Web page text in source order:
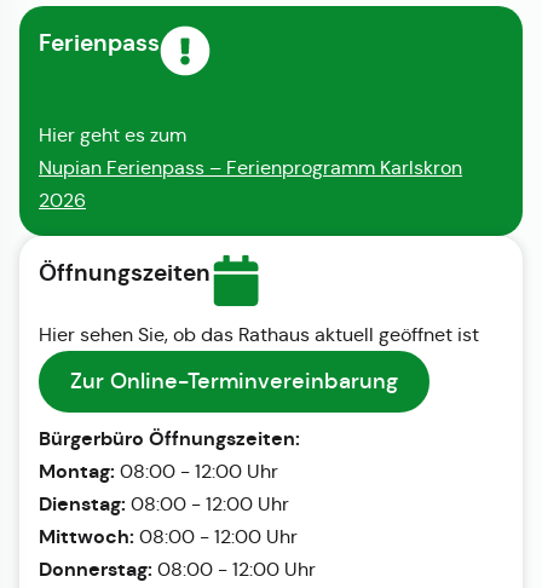
Ferienpass
Hier geht es zum
Nupian Ferienpass – Ferienprogramm Karlskron
2026
Öffnungszeiten
Hier sehen Sie, ob das Rathaus aktuell geöffnet ist
Zur Online-Terminvereinbarung
Bürgerbüro Öffnungszeiten:
Montag: 08:00 - 12:00 Uhr
Dienstag: 08:00 - 12:00 Uhr
Mittwoch: 08:00 - 12:00 Uhr
Donnerstag: 08:00 - 12:00 Uhr